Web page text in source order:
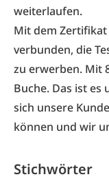
weiterlaufen.
Mit dem
verbunden, die
zu erwerben. Mit
Buche. Das ist es
sich unsere
können und wir
Stichwörter